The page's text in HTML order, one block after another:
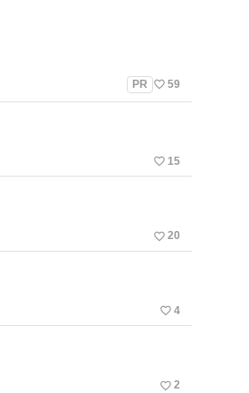
PR favorite_border 59
favorite_border 15
favorite_border 20
favorite_border 4
favorite_border 2